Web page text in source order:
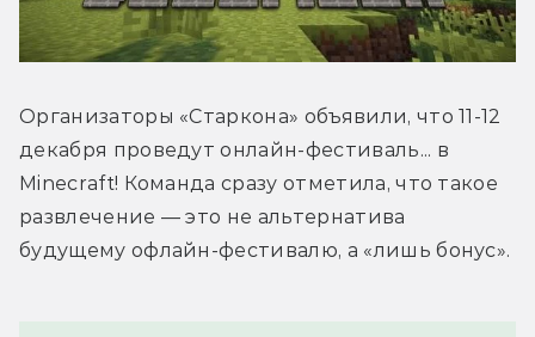
Организаторы «Старкона» объявили, что 11-12
декабря проведут онлайн-фестиваль... в
Minecraft! Команда сразу отметила, что такое
развлечение — это не альтернатива
будущему офлайн-фестивалю, а «лишь бонус».